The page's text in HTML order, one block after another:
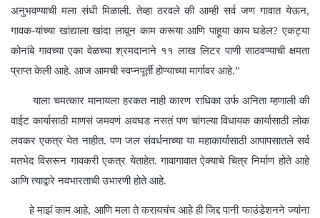
अनुभवण्याची मला संधी मिळाली. तेव्हा ठरवले की आम्ही सर्व जण गावात येऊन,
गावक-यांच्या खांद्याला खांदा लावून काम करूया आणि पाहूया काय घडेल? एकट्या
कोनांबे गावच्या एका वेळच्या श्रमदानाने ११ लाख लिटर पाणी साठवण्याची क्षमता
प्राप्त केली आहे. आज आमची स्वप्नपूर्ती होण्याच्या मार्गावर आहे.”
याला चमत्कार मानायला हरकत नाही कारण राधिका उर्फ अनिता म्हणाली की
वाईट कार्यासाठी माणसं जमवणं अवघड नसतं पण चांगल्या विधायक कार्यासाठी लोक
लवकर एकत्र येत नाहीत. पण जल संवर्धनाच्या या महाकार्यासाठी आपापसातले सर्व
मतभेद विसरून गावकरी एकत्र येताहेत. गावागावात ऐक्याचे चित्र निर्माण होते आहे
आणि त्याद्वारे नवभारताची उभारणी होते आहे.
हे माझं काम आहे, आणि मला ते करायचंच आहे ही जिद्द पानी फाउंडेशनने ज्यांना